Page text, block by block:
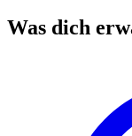
Was dich